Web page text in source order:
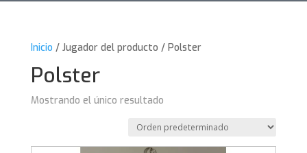
Inicio / Jugador del producto / Polster
Polster
Mostrando el único resultado